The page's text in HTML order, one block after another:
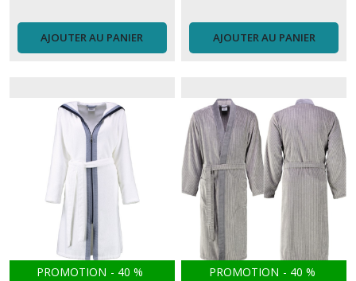
AJOUTER AU PANIER AJOUTER AU PANIER
PROMOTION - 40 %
PROMOTION - 40 %